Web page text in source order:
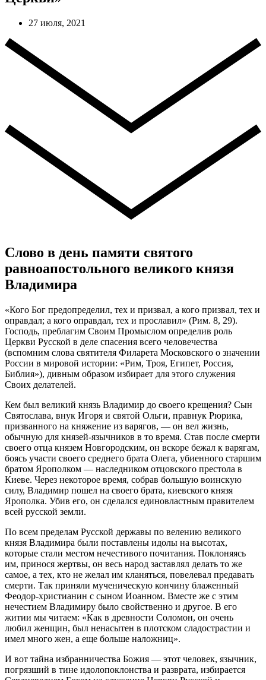
27 июля, 2021
Слово в день памяти святого
равноапостольного великого князя
Владимира
«Кого Бог предопределил, тех и призвал, а кого призвал, тех и
оправдал; а кого оправдал, тех и прославил» (Рим. 8, 29).
Господь, преблагим Своим Промыслом определив роль
Церкви Русской в деле спасения всего человечества
(вспомним слова святителя Филарета Московского о значении
России в мировой истории: «Рим, Троя, Египет, Россия,
Библия»), дивным образом избирает для этого служения
Своих делателей.
Кем был великий князь Владимир до своего крещения? Сын
Святослава, внук Игоря и святой Ольги, правнук Рюрика,
призванного на княжение из варягов, — он вел жизнь,
обычную для князей-язычников в то время. Став после смерти
своего отца князем Новгородским, он вскоре бежал к варягам,
боясь участи своего среднего брата Олега, убиенного старшим
братом Ярополком — наследником отцовского престола в
Киеве. Через некоторое время, собрав большую воинскую
силу, Владимир пошел на своего брата, киевского князя
Ярополка. Убив его, он сделался единовластным правителем
всей русской земли.
По всем пределам Русской державы по велению великого
князя Владимира были поставлены идолы на высотах,
которые стали местом нечестивого почитания. Поклоняясь
им, принося жертвы, он весь народ заставлял делать то же
самое, а тех, кто не желал им кланяться, повелевал предавать
смерти. Так приняли мученическую кончину блаженный
Феодор-христианин с сыном Иоанном. Вместе же с этим
нечестием Владимиру было свойственно и другое. В его
житии мы читаем: «Как в древности Соломон, он очень
любил женщин, был ненасытен в плотском сладострастии и
имел много жен, а еще больше наложниц».
И вот тайна избранничества Божия — этот человек, язычник,
погрязший в тине идолопоклонства и разврата, избирается